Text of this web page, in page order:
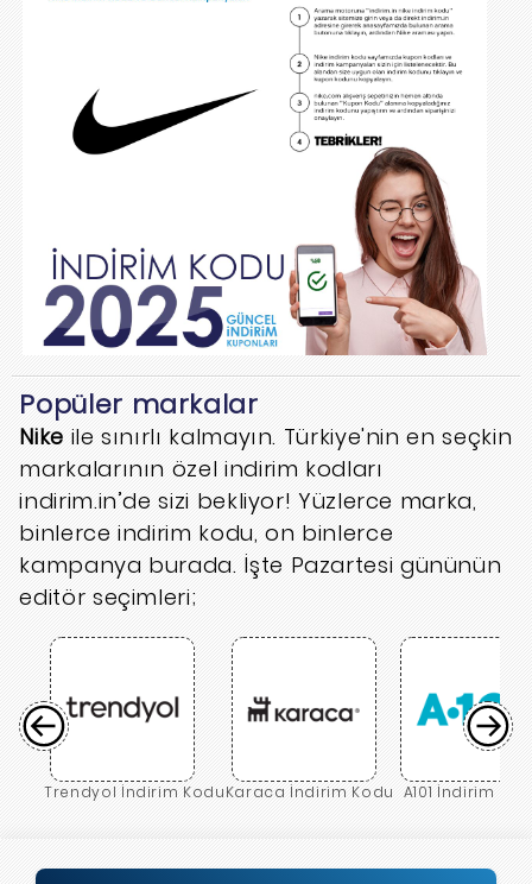
Popüler markalar
Nike ile sınırlı kalmayın. Türkiye'nin en seçkin
markalarının özel indirim kodları
indirim.in’de sizi bekliyor! Yüzlerce marka,
binlerce indirim kodu, on binlerce
kampanya burada. İşte Pazartesi gününün
editör seçimleri;
Trendyol İndirim KoduKaraca İndirim Kodu A101 İndirim